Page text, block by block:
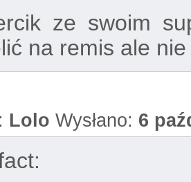
ze swoim
na remis ale
Lolo Wysłano: 6